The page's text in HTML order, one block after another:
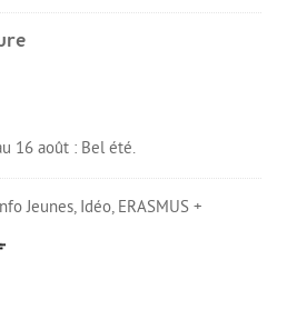
16 août : Bel été.
Info Jeunes, Idéo, ERASMUS +